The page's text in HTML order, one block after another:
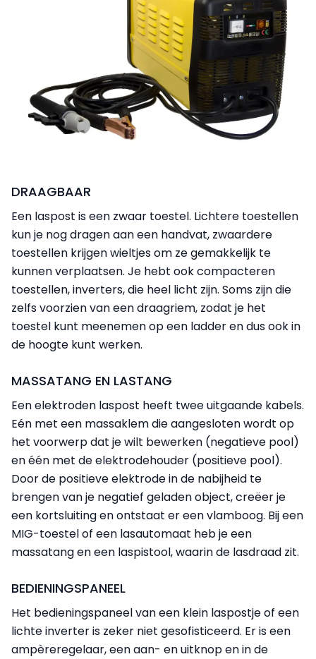
DRAAGBAAR
Een laspost is een zwaar toestel. Lichtere toestellen
kun je nog dragen aan een handvat, zwaardere
toestellen krijgen wieltjes om ze gemakkelijk te
kunnen verplaatsen. Je hebt ook compacteren
toestellen, inverters, die heel licht zijn. Soms zijn die
zelfs voorzien van een draagriem, zodat je het
toestel kunt meenemen op een ladder en dus ook in
de hoogte kunt werken.
MASSATANG EN LASTANG
Een elektroden laspost heeft twee uitgaande kabels.
Eén met een massaklem die aangesloten wordt op
het voorwerp dat je wilt bewerken (negatieve pool)
en één met de elektrodehouder (positieve pool).
Door de positieve elektrode in de nabijheid te
brengen van je negatief geladen object, creëer je
een kortsluiting en ontstaat er een vlamboog. Bij een
MIG-toestel of een lasautomaat heb je een
massatang en een laspistool, waarin de lasdraad zit.
BEDIENINGSPANEEL
Het bedieningspaneel van een klein laspostje of een
lichte inverter is zeker niet gesofisticeerd. Er is een
ampèreregelaar, een aan- en uitknop en in de